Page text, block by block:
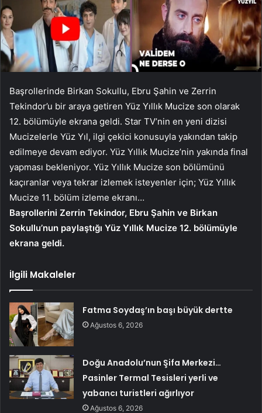
Başrollerinde Birkan Sokullu, Ebru Şahin ve Zerrin
Tekindor’u bir araya getiren Yüz Yıllık Mucize son olarak
12. bölümüyle ekrana geldi. Star TV’nin en yeni dizisi
Mucizelerle Yüz Yıl, ilgi çekici konusuyla yakından takip
edilmeye devam ediyor. Yüz Yıllık Mucize’nin yakında final
yapması bekleniyor. Yüz Yıllık Mucize son bölümünü
kaçıranlar veya tekrar izlemek isteyenler için; Yüz Yıllık
Mucize 11. bölüm izleme ekranı…
Başrollerini Zerrin Tekindor, Ebru Şahin ve Birkan
Sokullu’nun paylaştığı Yüz Yıllık Mucize 12. bölümüyle
ekrana geldi.
İlgili Makaleler
Fatma Soydaş’ın başı büyük dertte
Ağustos 6, 2026
Doğu Anadolu’nun Şifa Merkezi…
Pasinler Termal Tesisleri yerli ve
yabancı turistleri ağırlıyor
Ağustos 6, 2026